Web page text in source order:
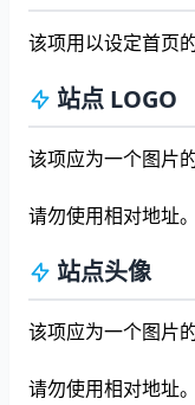
该项用以设定首页
站点 LOGO
该项应为一个图片
请勿使用相对地址。
站点头像
该项应为一个图片
请勿使用相对地址。